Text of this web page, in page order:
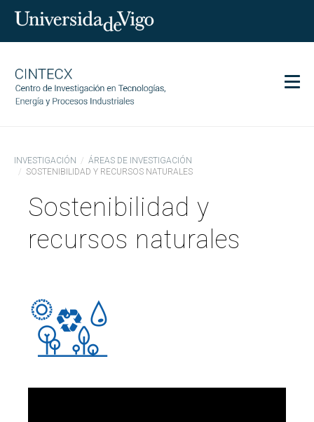
Investigación
Servicios
Ciencia y sociedad
EN Search
Buscar
por:
INVESTIGACIÓN
ÁREAS DE INVESTIGACIÓN
SOSTENIBILIDAD Y RECURSOS NATURALES
Sostenibilidad y
recursos naturales